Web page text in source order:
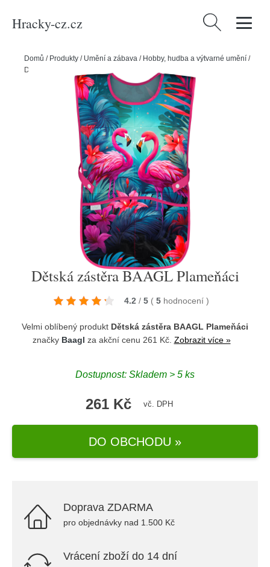
Hracky-cz.cz Vyhledávání
Domů / Produkty / Umění a zábava / Hobby, hudba a výtvarné umění /
Dětská zástěra BAAGL Plameňáci
Dětská zástěra BAAGL Plameňáci
4.2 / 5 ( 5 hodnocení )
Velmi oblíbený produkt Dětská zástěra BAAGL Plameňáci
značky Baagl za akční cenu 261 Kč. Zobrazit více »
Dostupnost: Skladem > 5 ks
261 Kč vč. DPH
DO OBCHODU »
Doprava ZDARMA
pro objednávky nad 1.500 Kč
Vrácení zboží do 14 dní